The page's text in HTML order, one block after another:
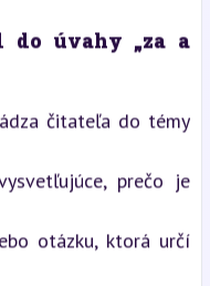
do úvahy „za a
čitateľa do témy
prečo je
otázku, ktorá určí